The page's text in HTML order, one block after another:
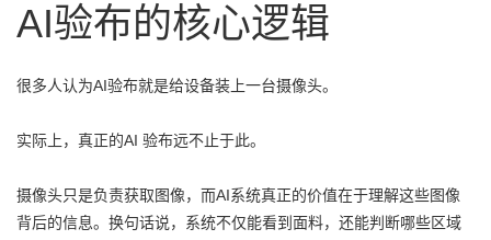
AI验布的核心逻辑
很多人认为AI验布就是给设备装上一台摄像头。
实际上，真正的AI 验布远不止于此。
摄像头只是负责获取图像，而AI系统真正的价值在于理解这些图像
背后的信息。换句话说，系统不仅能看到面料，还能判断哪些区域